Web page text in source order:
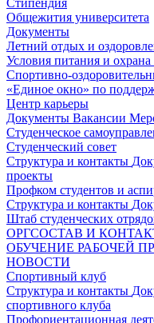
Общежития университета
Документы
Летний отдых и
Условия питания и охрана
Спортивно-
«Единое окно» по
Центр карьеры
Документы Вакансии
Студенческое
Студенческий совет
Структура и контакты
проекты
Профком студентов и
Структура и контакты
Штаб студенческих
ОРГСОСТАВ И
ОБУЧЕНИЕ РАБОЧЕЙ
НОВОСТИ
Спортивный клуб
Структура и контакты
спортивного клуба
Профориентационная